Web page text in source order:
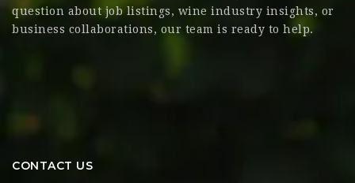
question about job listings, wine industry insights, or
business collaborations, our team is ready to help.
CONTACT US